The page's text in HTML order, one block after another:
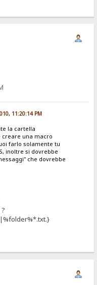
11:20:14 PM
la cartella
creare una macro
farlo solamente tu
inoltre si dovrebbe
che dovrebbe